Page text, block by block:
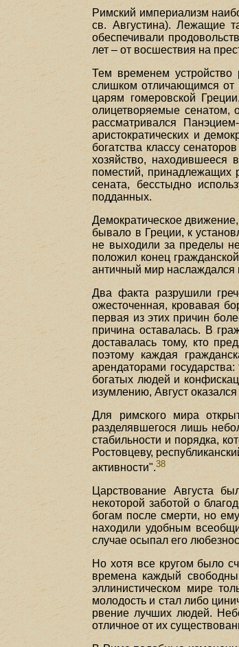
Римский империализм
св. Августина). Лежащие
обеспечивали
лет – от восшествия на
Тем временем устройство
слишком отличающимся от
царям гомеровской
олицетворяемые сенатом,
рассматривался
аристократических и
богатства классу
хозяйство,
поместий, принадлежащих
сената, бесстыдно
подданных.
Демократическое
бывало в Греции, к
не выходили за пределы
положил конец
античный мир наслаждался
Два факта разрушили
ожесточенная, кровавая
первая из этих причин
причина оставалась. В
доставалась тому, кто
поэтому каждая
арендаторами
богатых людей и
изумлению, Август
Для римского мира
разделявшегося лишь
стабильности и порядка,
Ростовцеву,
активности".38
Царствование Августа
некоторой заботой о
богам после смерти, но
находили удобным
случае осыпал его
Но хотя все кругом было
времена каждый
эллинистическом мире
молодость и стал либо
рвение лучших людей.
отличное от их